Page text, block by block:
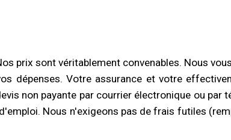
prix sont véritablement convenables. Nous
dépenses. Votre assurance et votre
non payante par courrier électronique ou par
Nous n'exigeons pas de frais futiles